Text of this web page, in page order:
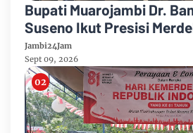
Bupati Muarojambi Dr.
Suseno Ikut Presisi
Ajak Warga Hidup Sehat
Jambi24Jam
Sept 09, 2026